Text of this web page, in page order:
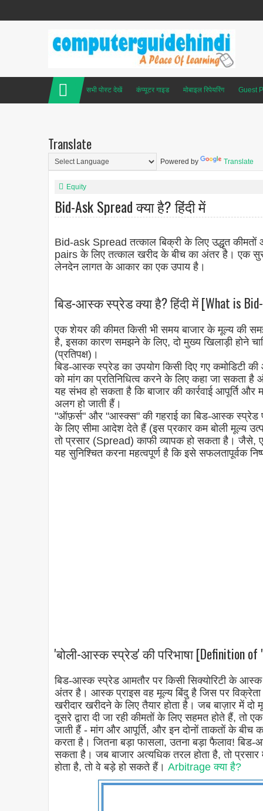
सभी पोस्ट देखें कंप्यूटर गाइड मोबाइल रिपेयरिंग Guest
Translate
Powered by Translate
Equity
Bid-Ask Spread क्या है? हिंदी में
Bid-ask Spread तत्काल बिक्री के लिए उद्धृत
pairs के लिए तत्काल खरीद के बीच का अंतर है। एक
लेनदेन लागत के आकार का एक उपाय है।
बिड-आस्क स्प्रेड क्या है? हिंदी में [What is
एक शेयर की कीमत किसी भी समय बाजार के मूल्य की
है, इसका कारण समझने के लिए, दो मुख्य खिलाड़ी होने
(प्रतिपक्ष)।
बिड-आस्क स्प्रेड का उपयोग किसी दिए गए कमोडिटी
को मांग का प्रतिनिधित्व करने के लिए कहा जा सकता
यह संभव हो सकता है कि बाजार की कार्रवाई आपूर्ति और
अलग हो जाती हैं।
"ऑफ़र्स" और "आस्क्स" की गहराई का बिड-आस्क स्प्रेड
के लिए सीमा आदेश देते हैं (इस प्रकार कम बोली मूल्य
तो प्रसार (Spread) काफी व्यापक हो सकता है।
यह सुनिश्चित करना महत्वपूर्ण है कि इसे सफलतापूर्वक
'बोली-आस्क स्प्रेड' की परिभाषा [Definition of
बिड-आस्क स्प्रेड आमतौर पर किसी सिक्योरिटी के
अंतर है। आस्क प्राइस वह मूल्य बिंदु है जिस पर विक्रेता
खरीदार खरीदने के लिए तैयार होता है। जब बाज़ार में
दूसरे द्वारा दी जा रही कीमतों के लिए सहमत होते हैं, तो एक
जाती हैं - मांग और आपूर्ति, और इन दोनों ताकतों के बीच
करता है। जितना बड़ा फासला, उतना बड़ा फैलाव!
सकता है। जब बाजार अत्यधिक तरल होता है, तो
होता है, तो वे बड़े हो सकते हैं। Arbitrage क्या है?